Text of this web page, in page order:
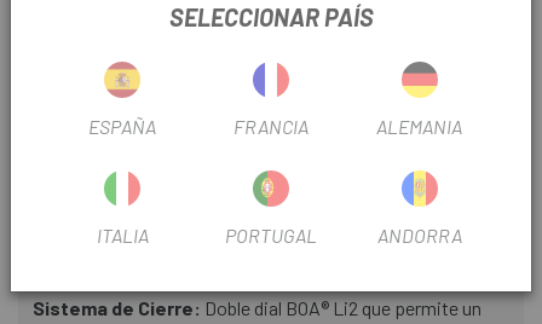
TEMPORADA
INFORMACIÓN DEL PRODUCTO
Sistema de Cierre: Doble dial BOA® Li2 que permite un
SELECCIONAR PAÍS
ESPAÑA FRANCIA ALEMANIA
ITALIA PORTUGAL ANDORRA